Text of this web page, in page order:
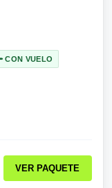
CON VUELO
VER PAQUETE